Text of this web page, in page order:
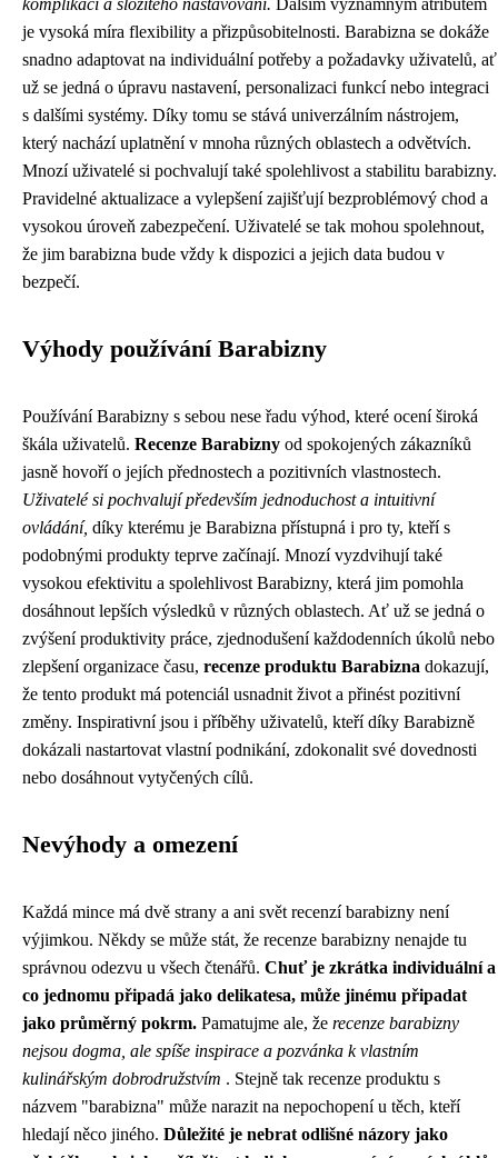
komplikací a složitého nastavování. Dalším významným atributem
je vysoká míra flexibility a přizpůsobitelnosti. Barabizna se dokáže
snadno adaptovat na individuální potřeby a požadavky uživatelů, ať
už se jedná o úpravu nastavení, personalizaci funkcí nebo integraci
s dalšími systémy. Díky tomu se stává univerzálním nástrojem,
který nachází uplatnění v mnoha různých oblastech a odvětvích.
Mnozí uživatelé si pochvalují také spolehlivost a stabilitu barabizny.
Pravidelné aktualizace a vylepšení zajišťují bezproblémový chod a
vysokou úroveň zabezpečení. Uživatelé se tak mohou spolehnout,
že jim barabizna bude vždy k dispozici a jejich data budou v
bezpečí.
Výhody používání Barabizny
Používání Barabizny s sebou nese řadu výhod, které ocení široká
škála uživatelů. Recenze Barabizny od spokojených zákazníků
jasně hovoří o jejích přednostech a pozitivních vlastnostech.
Uživatelé si pochvalují především jednoduchost a intuitivní
ovládání, díky kterému je Barabizna přístupná i pro ty, kteří s
podobnými produkty teprve začínají. Mnozí vyzdvihují také
vysokou efektivitu a spolehlivost Barabizny, která jim pomohla
dosáhnout lepších výsledků v různých oblastech. Ať už se jedná o
zvýšení produktivity práce, zjednodušení každodenních úkolů nebo
zlepšení organizace času, recenze produktu Barabizna dokazují,
že tento produkt má potenciál usnadnit život a přinést pozitivní
změny. Inspirativní jsou i příběhy uživatelů, kteří díky Barabizně
dokázali nastartovat vlastní podnikání, zdokonalit své dovednosti
nebo dosáhnout vytyčených cílů.
Nevýhody a omezení
Každá mince má dvě strany a ani svět recenzí barabizny není
výjimkou. Někdy se může stát, že recenze barabizny nenajde tu
správnou odezvu u všech čtenářů. Chuť je zkrátka individuální a
co jednomu připadá jako delikatesa, může jinému připadat
jako průměrný pokrm. Pamatujme ale, že recenze barabizny
nejsou dogma, ale spíše inspirace a pozvánka k vlastním
kulinářským dobrodružstvím . Stejně tak recenze produktu s
názvem "barabizna" může narazit na nepochopení u těch, kteří
hledají něco jiného. Důležité je nebrat odlišné názory jako